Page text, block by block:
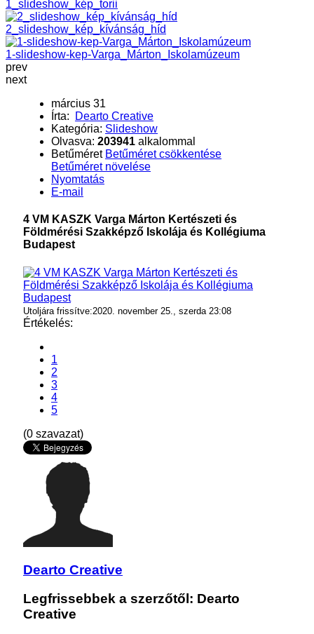
1_slideshow_kép_torii
2_slideshow_kép_kívánság_híd
1-slideshow-kep-Varga_Márton_Iskolamúzeum
prev
next
március 31
Írta:
Dearto Creative
Kategória: Slideshow
Olvasva: 203941 alkalommal
Betűméret Betűméret csökkentése
Betűméret növelése
Nyomtatás
E-mail
4 VM KASZK Varga Márton Kertészeti és
Földmérési Szakképző Iskolája és Kollégiuma
Budapest
Utoljára frissítve:2020. november 25., szerda 23:08
Értékelés:
1
2
3
4
5
(0 szavazat)
Dearto Creative
Legfrissebbek a szerzőtől: Dearto
Creative